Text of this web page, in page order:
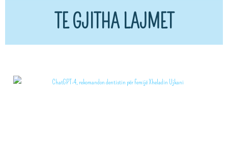
TE GJITHA LAJMET